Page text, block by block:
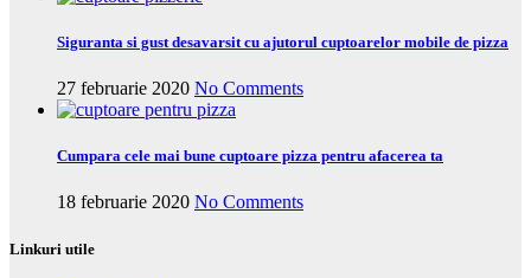
Siguranta si gust desavarsit cu ajutorul cuptoarelor mobile de pizza
27 februarie 2020 No Comments
Cumpara cele mai bune cuptoare pizza pentru afacerea ta
18 februarie 2020 No Comments
Linkuri utile